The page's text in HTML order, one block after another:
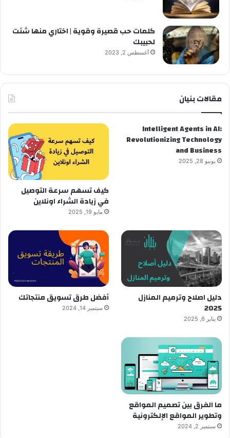
كلمات حب قصيرة وقوية | اختاري منها شئت
لحبيبك
أغسطس 2, 2023
مقالات بنيان
Intelligent Agents in AI:
Revolutionizing Technology
and Business
يونيو 28, 2025
كيف تسهم سرعة التوصيل
في زيادة الشراء اونلاين
مايو 19, 2025
دليل اصلاح وترميم المنازل
2025
يناير 6, 2025
أفضل طرق تسويق منتجاتك
سبتمبر 14, 2024
ما الفرق بين تصميم المواقع
وتطوير المواقع الإلكترونية
سبتمبر 2, 2024